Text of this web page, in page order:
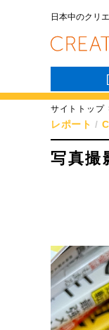
日本中のクリ
サイトトップ
レポート
写真撮